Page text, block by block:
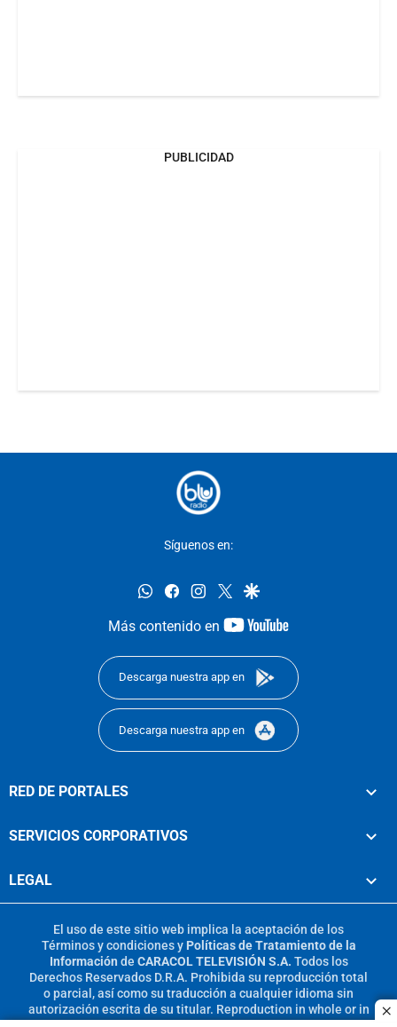
PUBLICIDAD
Síguenos en:
whatsappfacebookinstagram
twittergoogle
Más contenido en
youtube-
Descarga nuestra app en
Descarga nuestra app en
RED DE PORTALES
SERVICIOS CORPORATIVOS
LEGAL
El uso de este sitio web implica la aceptación de los
Términos y condicionesy Políticas de Tratamiento de la
Información de CARACOL TELEVISIÓN S.A. Todos los
Derechos Reservados D.R.A. Prohibida su reproducción total
o parcial, así como su traducción a cualquier idioma sin
autorización escrita de su titular. Reproduction in whole or in